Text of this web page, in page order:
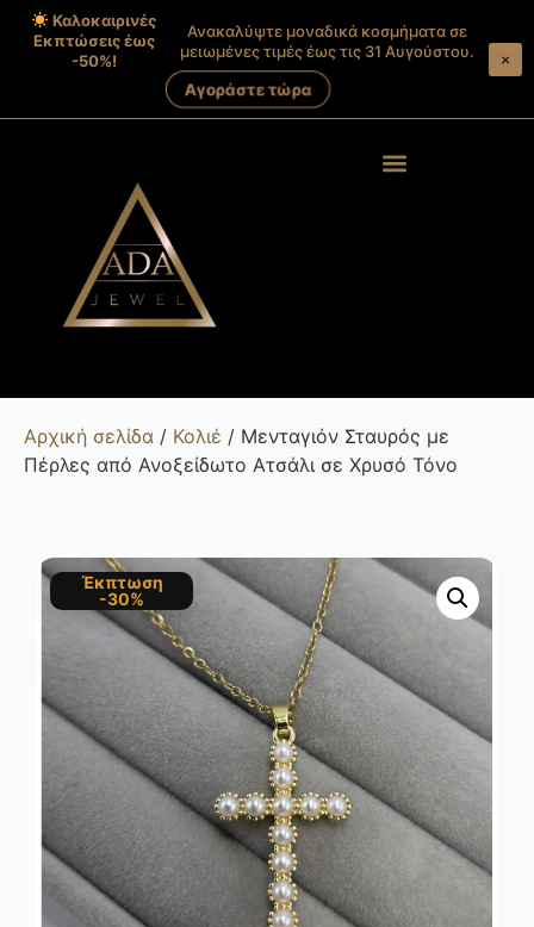
Καλοκαιρινές
Εκπτώσεις έως
-50%!
Ανακαλύψτε μοναδικά κοσμήματα σε
μειωμένες τιμές έως τις 31 Αυγούστου.
Αγοράστε τώρα
×
Αρχική σελίδα / Κολιέ / Μενταγιόν Σταυρός με
Πέρλες από Ανοξείδωτο Ατσάλι σε Χρυσό Τόνο
Έκπτωση
-30%